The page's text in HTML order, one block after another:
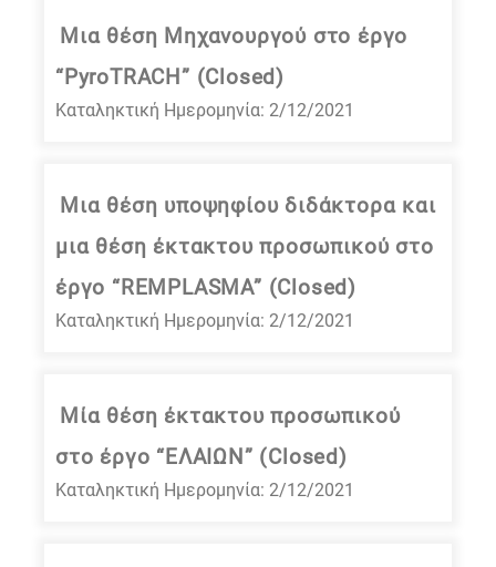
Μια θέση Μηχανουργού στο έργο
“PyroTRACH” (Closed)
Καταληκτική Ημερομηνία: 2/12/2021
Μια θέση υποψηφίου διδάκτορα και
μια θέση έκτακτου προσωπικού στο
έργο “REMPLASMA” (Closed)
Καταληκτική Ημερομηνία: 2/12/2021
Μία θέση έκτακτου προσωπικού
στο έργο “ΕΛΑΙΩΝ” (Closed)
Καταληκτική Ημερομηνία: 2/12/2021